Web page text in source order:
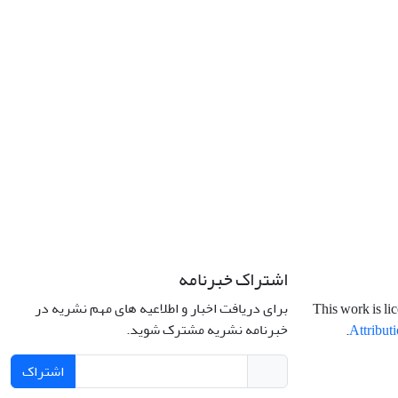
This work is
.
اشتراک خبرنامه
برای دریافت اخبار و اطلاعیه های مهم نشریه در
خبرنامه نشریه مشترک شوید.
اشتراک